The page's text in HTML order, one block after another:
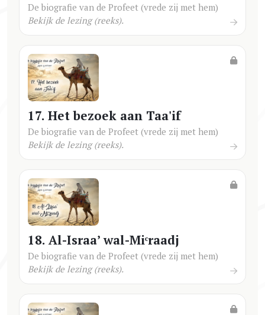
De biografie van de Profeet (vrede zij met hem)
Bekijk de lezing (reeks).
17. Het bezoek aan Taa'if
De biografie van de Profeet (vrede zij met hem)
Bekijk de lezing (reeks).
18. Al-Israa’ wal-Miᶜraadj
De biografie van de Profeet (vrede zij met hem)
Bekijk de lezing (reeks).